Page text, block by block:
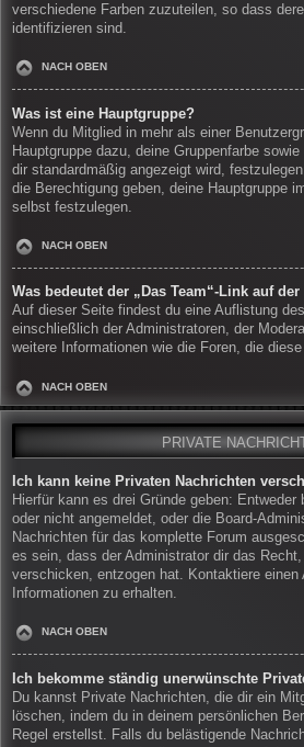
verschiedene Farben zuzuteilen, so dass
identifizieren sind.
NACH OBEN
Was ist eine Hauptgruppe?
Wenn du Mitglied in mehr als einer
Hauptgruppe dazu, deine Gruppenfarbe
dir standardmäßig angezeigt wird,
die Berechtigung geben, deine Hauptgruppe
selbst festzulegen.
NACH OBEN
Was bedeutet der „Das Team“-Link auf
Auf dieser Seite findest du eine Auflistung
einschließlich der Administratoren, der
weitere Informationen wie die Foren, die
NACH OBEN
PRIVATE
Ich kann keine Privaten Nachrichten
Hierfür kann es drei Gründe geben:
oder nicht angemeldet, oder die Board-
Nachrichten für das komplette Forum
es sein, dass der Administrator dir das
verschicken, entzogen hat. Kontaktiere einen
Informationen zu erhalten.
NACH OBEN
Ich bekomme ständig unerwünschte
Du kannst Private Nachrichten, die dir ein
löschen, indem du in deinem persönlichen
Regel erstellst. Falls du belästigende